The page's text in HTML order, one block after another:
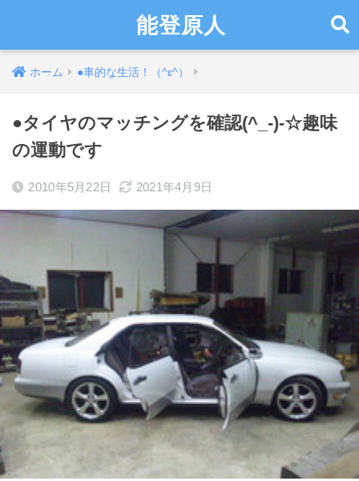
能登原人
ホーム ●車的な生活！（^ε^）
●タイヤのマッチングを確認(^_-)-☆趣味
の運動です
2010年5月22日 2021年4月9日